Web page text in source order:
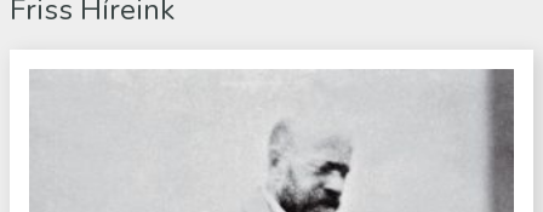
Friss Híreink